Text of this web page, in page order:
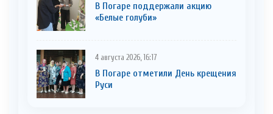
В Погаре поддержали акцию
«Белые голуби»
4 августа 2026, 16:17
В Погаре отметили День крещения
Руси